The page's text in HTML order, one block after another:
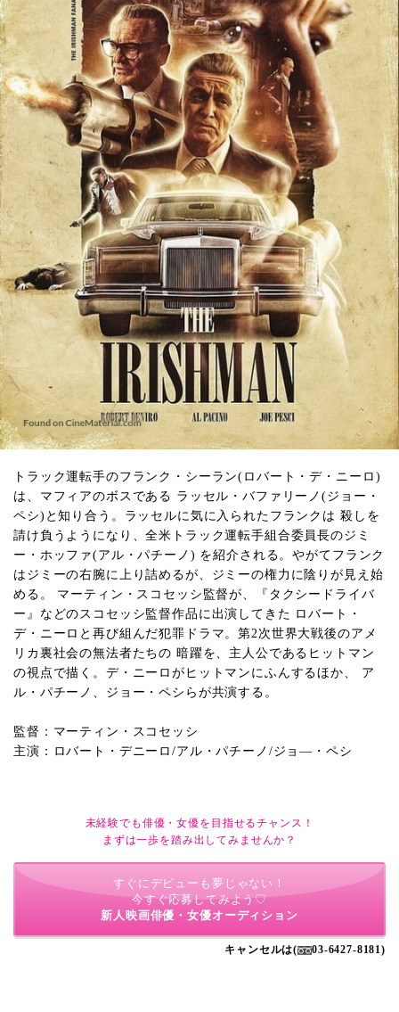
トラック運転手のフランク・シーラン(ロバート・デ・ニーロ)
は、マフィアのボスである ラッセル・バファリーノ(ジョー・
ペシ)と知り合う。ラッセルに気に入られたフランクは 殺しを
請け負うようになり、全米トラック運転手組合委員長のジミ
ー・ホッファ(アル・パチーノ) を紹介される。やがてフランク
はジミーの右腕に上り詰めるが、ジミーの権力に陰りが見え始
める。 マーティン・スコセッシ監督が、『タクシードライバ
ー』などのスコセッシ監督作品に出演してきた ロバート・
デ・ニーロと再び組んだ犯罪ドラマ。第2次世界大戦後のアメ
リカ裏社会の無法者たちの 暗躍を、主人公であるヒットマン
の視点で描く。デ・ニーロがヒットマンにふんするほか、 ア
ル・パチーノ、ジョー・ペシらが共演する。
監督：マーティン・スコセッシ
主演：ロバート・デニーロ/アル・パチーノ/ジョ―・ペシ
未経験でも俳優・女優を目指せるチャンス！
まずは一歩を踏み出してみませんか？
すぐにデビューも夢じゃない！
今すぐ応募してみよう♡
新人映画俳優・女優オーディション
キャンセルは( 03-6427-8181)